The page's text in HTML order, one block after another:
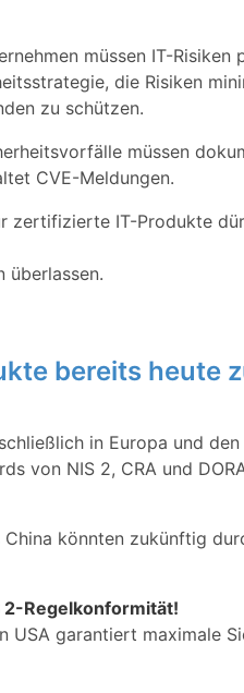
müssen IT-Risiken
die Risiken
zu schützen.
müssen
CVE-Meldungen.
zertifizierte IT-Produkte
überlassen.
bereits heute
in Europa und
von NIS 2, CRA und
könnten zukünftig
2-Regelkonformität!
USA garantiert maximale